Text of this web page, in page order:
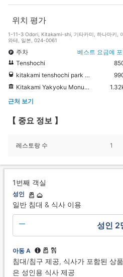
위치 평가
1-11-3 Odori, Kitakami-shi, 기타카미, 하나마키,
와테, 일본, 024-0061
주차
베스트 요금에
Tenshochi
kitakami tenshochi park Horse carriage
Kitakami Yakyoku Monument
근처 보기
【 중요 정보 】
레스토랑 수 1
1번째 객실
성인
일반 침대 & 식사 이용
성인 2
아동 A
침대/침구 제공, 식사가 포함된 상
은 성인용 식사 제공